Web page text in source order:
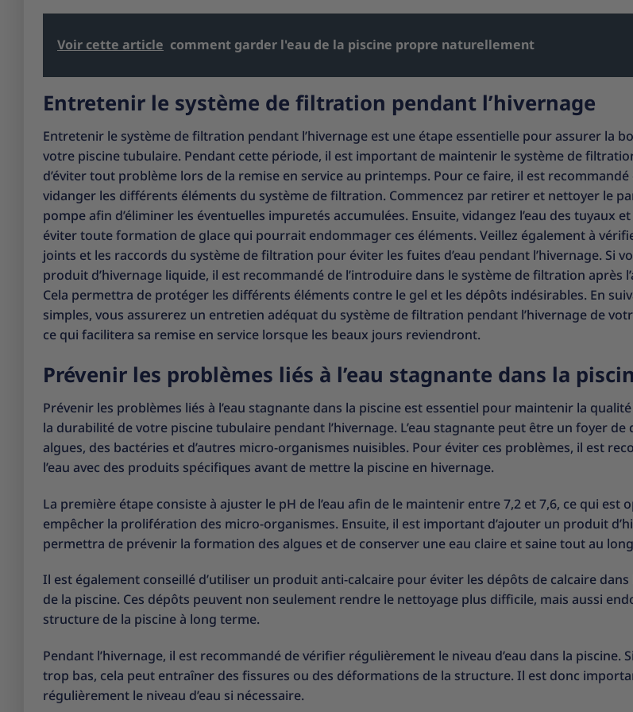
Voir cette article comment garder l'eau de la piscine propre naturellement
Entretenir le système de filtration pendant l’hivernage
Entretenir le système de filtration pendant l’hivernage est une étape essentielle pour assurer la
votre piscine tubulaire. Pendant cette période, il est important de maintenir le système de
d’éviter tout problème lors de la remise en service au printemps. Pour ce faire, il est
vidanger les différents éléments du système de filtration. Commencez par retirer et nettoyer le
pompe afin d’éliminer les éventuelles impuretés accumulées. Ensuite, vidangez l’eau des tuyaux
éviter toute formation de glace qui pourrait endommager ces éléments. Veillez également à
joints et les raccords du système de filtration pour éviter les fuites d’eau pendant l’hivernage. Si
produit d’hivernage liquide, il est recommandé de l’introduire dans le système de filtration après
Cela permettra de protéger les différents éléments contre le gel et les dépôts indésirables. En
simples, vous assurerez un entretien adéquat du système de filtration pendant l’hivernage de
ce qui facilitera sa remise en service lorsque les beaux jours reviendront.
Prévenir les problèmes liés à l’eau stagnante dans la
Prévenir les problèmes liés à l’eau stagnante dans la piscine est essentiel pour maintenir la
la durabilité de votre piscine tubulaire pendant l’hivernage. L’eau stagnante peut être un foyer de
algues, des bactéries et d’autres micro-organismes nuisibles. Pour éviter ces problèmes, il est
l’eau avec des produits spécifiques avant de mettre la piscine en hivernage.
La première étape consiste à ajuster le pH de l’eau afin de le maintenir entre 7,2 et 7,6, ce qui est
empêcher la prolifération des micro-organismes. Ensuite, il est important d’ajouter un produit
permettra de prévenir la formation des algues et de conserver une eau claire et saine tout au long
Il est également conseillé d’utiliser un produit anti-calcaire pour éviter les dépôts de calcaire
de la piscine. Ces dépôts peuvent non seulement rendre le nettoyage plus difficile, mais aussi
structure de la piscine à long terme.
Pendant l’hivernage, il est recommandé de vérifier régulièrement le niveau d’eau dans la piscine.
trop bas, cela peut entraîner des fissures ou des déformations de la structure. Il est donc
régulièrement le niveau d’eau si nécessaire.